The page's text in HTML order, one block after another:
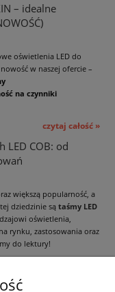
– idealne
oświetlenia LED do
w naszej ofercie –
na czynniki
czytaj całość »
LED COB: od
większą popularność, a
dziedzinie są taśmy LED
oświetlenia,
rynku, zastosowania oraz
do lektury!